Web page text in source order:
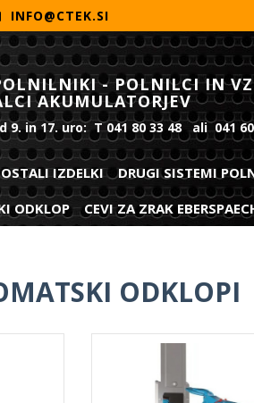
INFO@CTEK.SI
- POLNILCI IN
AKUMULATORJEV
9. in 17. uro: T 041 80 33 48 ali 041
OSTALI IZDELKI DRUGI SISTEMI
ODKLOP CEVI ZA ZRAK
ODKLOPI